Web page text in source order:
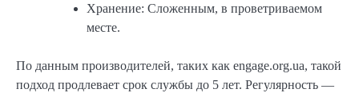
Хранение: Сложенным, в проветриваемом
месте.
По данным производителей, таких как engage.org.ua, такой
подход продлевает срок службы до 5 лет. Регулярность —